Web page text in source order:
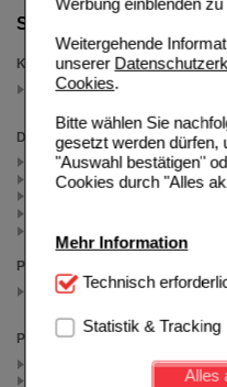
Weitergehende
unserer
Cookies.
Bitte wählen Sie
gesetzt werden dürfen,
"Auswahl bestätigen"
Cookies durch "Alles
Mehr Information
Technisch Notwendig:
Website notwendig
Kundenkonto), weshalb
werden kann.
Technisch
Statistik & Tracking
Alles
Suche verfeinern
Kategorien
Husten & Erkältung
Darreichungsform
Creme (1)
Flüssigkeit zum Einnehmen (1)
Packungsgröße
50 ml
Preis